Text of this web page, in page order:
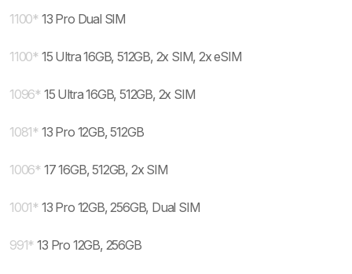
1100* 13 Pro Dual SIM
1100* 15 Ultra 16GB, 512GB, 2x SIM, 2x eSIM
1096* 15 Ultra 16GB, 512GB, 2x SIM
1081* 13 Pro 12GB, 512GB
1006* 17 16GB, 512GB, 2x SIM
1001* 13 Pro 12GB, 256GB, Dual SIM
991* 13 Pro 12GB, 256GB